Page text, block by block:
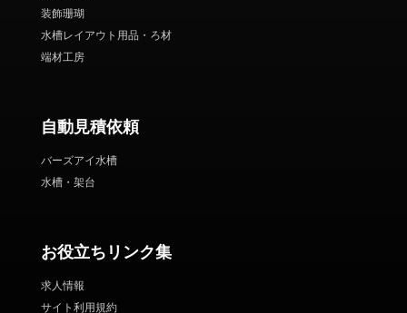
装飾珊瑚
水槽レイアウト用品・ろ材
端材工房
自動見積依頼
バーズアイ水槽
水槽・架台
お役立ちリンク集
求人情報
サイト利用規約